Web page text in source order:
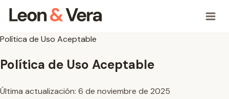
Política de Uso Aceptable
Política de Uso Aceptable
Última actualización: 6 de noviembre de 2025